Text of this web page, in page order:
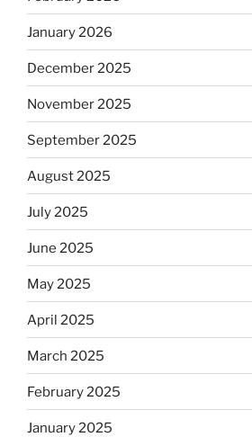
January 2026
December 2025
November 2025
September 2025
August 2025
July 2025
June 2025
May 2025
April 2025
March 2025
February 2025
January 2025